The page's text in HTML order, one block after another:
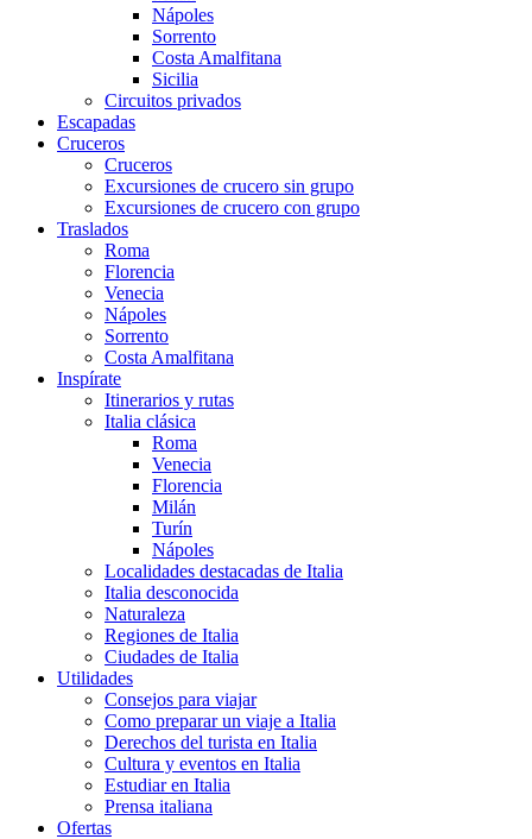
Nápoles
Sorrento
Costa Amalfitana
Sicilia
Circuitos privados
Escapadas
Cruceros
Cruceros
Excursiones de crucero sin grupo
Excursiones de crucero con grupo
Traslados
Roma
Florencia
Venecia
Nápoles
Sorrento
Costa Amalfitana
Inspírate
Itinerarios y rutas
Italia clásica
Roma
Venecia
Florencia
Milán
Turín
Nápoles
Localidades destacadas de Italia
Italia desconocida
Naturaleza
Regiones de Italia
Ciudades de Italia
Utilidades
Consejos para viajar
Como preparar un viaje a Italia
Derechos del turista en Italia
Cultura y eventos en Italia
Estudiar en Italia
Prensa italiana
Ofertas